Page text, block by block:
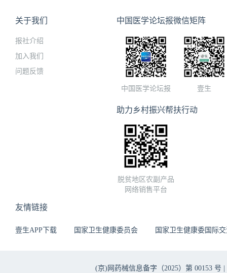
关于我们
报社介绍
加入我们
问题反馈
中国医学论坛报微信矩阵
中国医学论坛报 壹生
助力乡村振兴帮扶行动
脱贫地区农副产品
网络销售平台
友情链接
壹生APP下载 国家卫生健康委员会 国家卫生健康委国际
(京)网药械信息备字（2025）第 00153 号 |